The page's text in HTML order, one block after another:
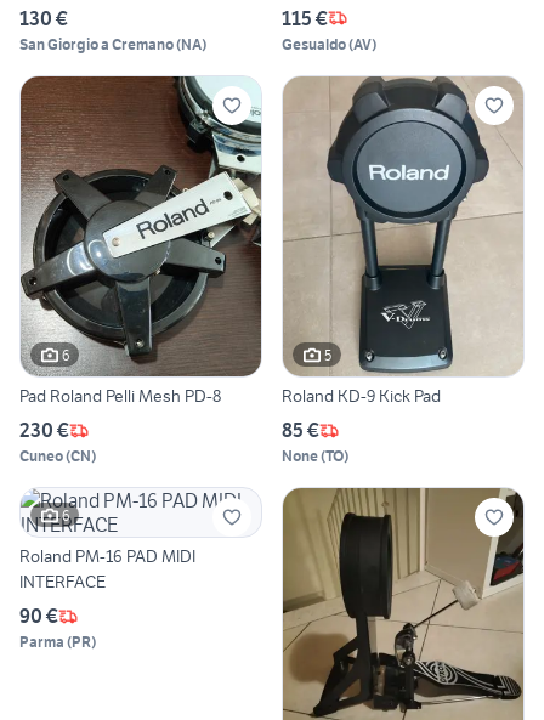
130 €
San Giorgio a Cremano(NA)
115 €
Gesualdo(AV)
6
Pad Roland Pelli Mesh PD-8
230 €
Cuneo(CN)
5
Roland KD-9 Kick Pad
85 €
None(TO)
6
Roland PM-16 PAD MIDI
INTERFACE
90 €
Parma (PR)